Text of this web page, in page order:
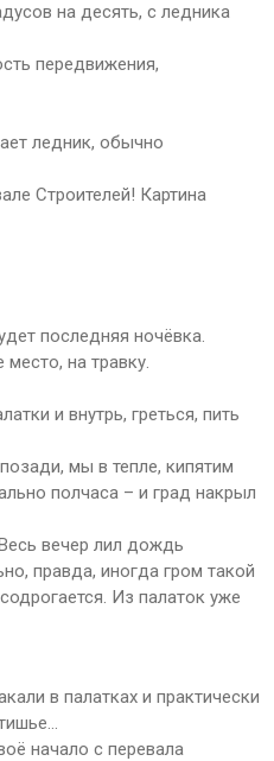
на десять, с ледника
передвижения,
ледник, обычно
Строителей! Картина
последняя ночёвка.
на травку.
и внутрь, греться, пить
мы в тепле, кипятим
полчаса – и град накрыл
вечер лил дождь
правда, иногда гром такой
Из палаток уже
в палатках и практически
начало с перевала